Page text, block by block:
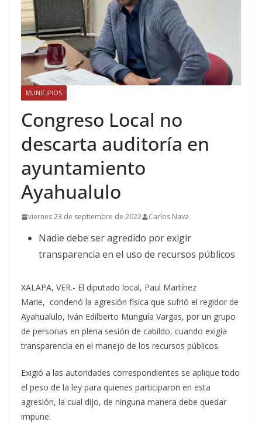
MUNICIPIOS
Congreso Local no
descarta auditoría en
ayuntamiento
Ayahualulo
viernes 23 de septiembre de 2022 Carlos Nava
Nadie debe ser agredido por exigir
transparencia en el uso de recursos públicos
XALAPA, VER.- El diputado local, Paul Martínez
Marie, condenó la agresión física que sufrió el regidor de
Ayahualulo, Iván Edilberto Munguía Vargas, por un grupo
de personas en plena sesión de cabildo, cuando exigía
transparencia en el manejo de los recursos públicos.
Exigió a las autoridades correspondientes se aplique todo
el peso de la ley para quienes participaron en esta
agresión, la cual dijo, de ninguna manera debe quedar
impune.